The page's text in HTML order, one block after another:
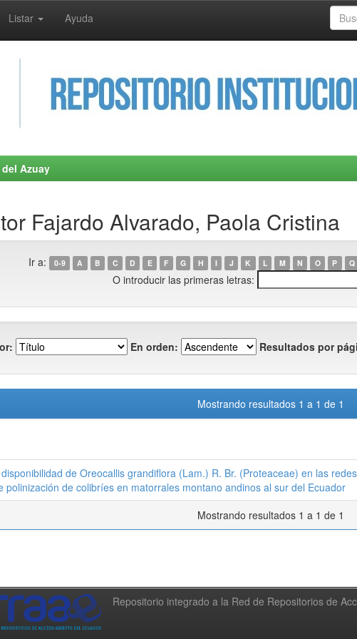
Listar Ayuda
Azuay
Fajardo Alvarado, Paola Cristina
Ir a: 0-9 A B C D E F G H I J K L M N O P Q
O introducir las primeras letras:
En orden: Resultados por
Mostrando resultados 1 a 1 de 1
de Oreocallis grandiflora (Lam.) R. Br. (Proteaceae) en las
polinización de colibríes en matorrales montano andinos al sur del Ecuador
Mostrando resultados 1 a 1 de 1
Repositorio integrado a la Red de Repositorios de